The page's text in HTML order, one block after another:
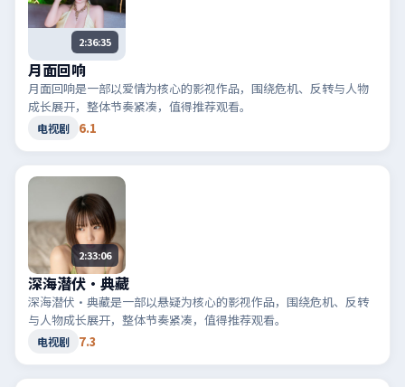
2:36:35
月面回响
月面回响是一部以爱情为核心的影视作品，围绕危机、反转与人物
成长展开，整体节奏紧凑，值得推荐观看。
电视剧 6.1
2:33:06
深海潜伏·典藏
深海潜伏·典藏是一部以悬疑为核心的影视作品，围绕危机、反转
与人物成长展开，整体节奏紧凑，值得推荐观看。
电视剧 7.3